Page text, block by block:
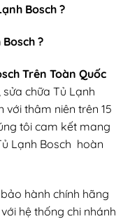
Bosch ?
?
Trên Toàn Quốc
chữa Tủ Lạnh
với thâm niên trên 15
tôi cam kết mang
Lạnh Bosch hoàn
hành chính hãng
hệ thống chi nhánh